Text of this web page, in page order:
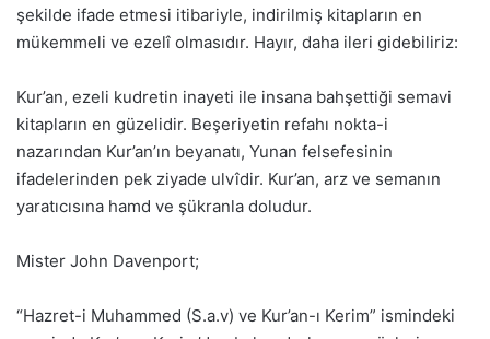
şekilde ifade etmesi itibariyle, indirilmiş kitapların en
mükemmeli ve ezelî olmasıdır. Hayır, daha ileri gidebiliriz:
Kur’an, ezeli kudretin inayeti ile insana bahşettiği semavi
kitapların en güzelidir. Beşeriyetin refahı nokta-i
nazarından Kur’an’ın beyanatı, Yunan felsefesinin
ifadelerinden pek ziyade ulvîdir. Kur’an, arz ve semanın
yaratıcısına hamd ve şükranla doludur.
Mister John Davenport;
“Hazret-i Muhammed (S.a.v) ve Kur’an-ı Kerim” ismindeki